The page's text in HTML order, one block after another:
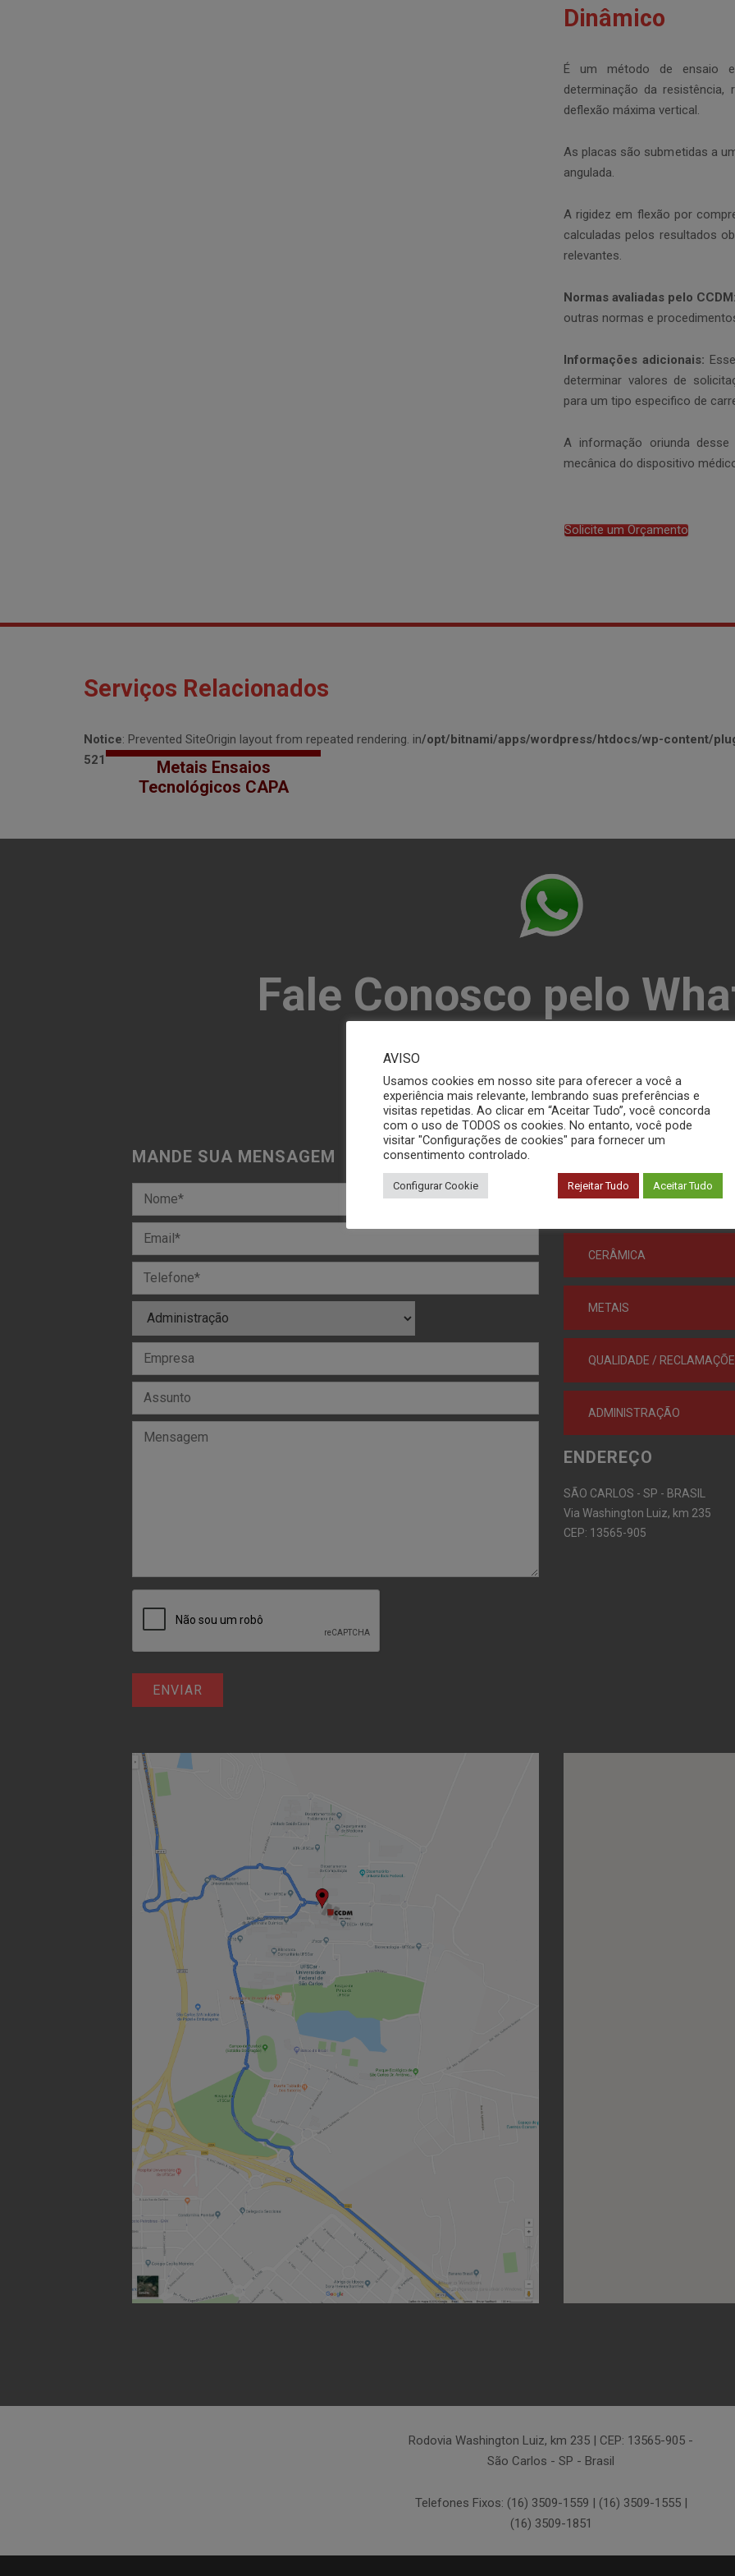
Dinâmico
É um método de ensaio
determinação da resistência,
deflexão máxima vertical.
As placas são submetidas a
angulada.
A rigidez em flexão por
calculadas pelos resultados
relevantes.
Normas avaliadas pelo CCDM:
outras normas e
Informações adicionais:
determinar valores de
para um tipo especifico de
A informação oriunda
mecânica do dispositivo
Solicite um Orçamento
Serviços Relacionados
Notice: Prevented SiteOrigin layout from repeated rendering. in/opt/bitnami/apps/wordpress/htdocs/wp-content/
521
Metais Ensaios
Tecnológicos CAPA
Fale Conosco pelo
(16) 3306-6476
MANDE SUA MENSAGEM ENTRE EM
POLÍMEROS
CERÂMICA
METAIS
QUALIDADE /
ADMINISTRAÇÃO
ENDEREÇO
SÃO CARLOS - SP - BRASIL
Via Washington Luiz, km 235
CEP: 13565-905
Rodovia Washington Luiz, km 235 | CEP: 13565-905 -
São Carlos - SP - Brasil
Telefones Fixos: (16) 3509-1559 | (16) 3509-1555 |
(16) 3509-1851
AVISO
Usamos cookies em nosso site para oferecer a você a
experiência mais relevante, lembrando suas preferências e
visitas repetidas. Ao clicar em “Aceitar Tudo”, você concorda
com o uso de TODOS os cookies. No entanto, você pode
visitar "Configurações de cookies" para fornecer um
consentimento controlado.
Configurar Cookie Rejeitar Tudo Aceitar Tudo